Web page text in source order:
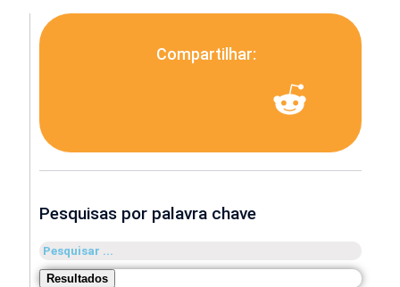
Compartilhar:
Pesquisas por palavra chave
Pesquisar
...
Resultados